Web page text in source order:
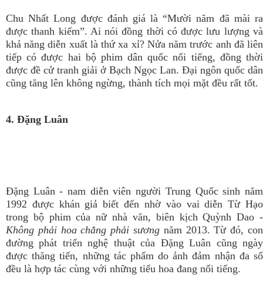
Chu Nhất Long được đánh giá là “Mười năm đã mài ra
được thanh kiếm”. Ai nói đồng thời có được lưu lượng và
khả năng diễn xuất là thứ xa xỉ? Nửa năm trước anh đã liên
tiếp có được hai bộ phim dân quốc nổi tiếng, đồng thời
được đề cử tranh giải ở Bạch Ngọc Lan. Đại ngôn quốc dân
cũng tăng lên không ngừng, thành tích mọi mặt đều rất tốt.
4. Đặng Luân
Đặng Luân - nam diễn viên người Trung Quốc sinh năm
1992 được khán giả biết đến nhờ vào vai diễn Từ Hạo
trong bộ phim của nữ nhà văn, biên kịch Quỳnh Dao -
Không phải hoa chẳng phải sương năm 2013. Từ đó, con
đường phát triển nghệ thuật của Đặng Luân cũng ngày
được thăng tiến, những tác phẩm do ảnh đảm nhận đa số
đều là hợp tác cùng với những tiểu hoa đang nổi tiếng.